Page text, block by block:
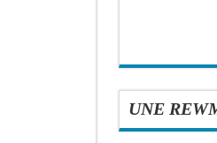
UNE